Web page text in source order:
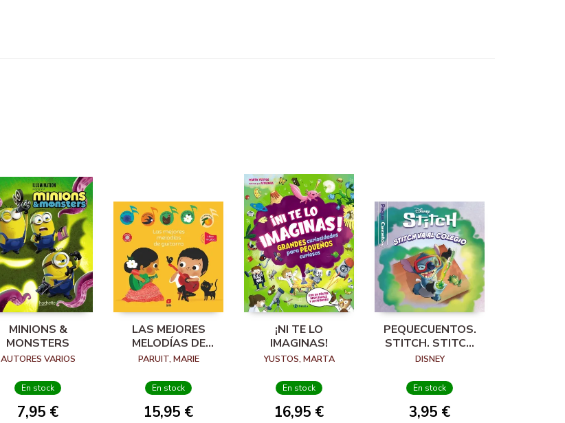
MINIONS &
MONSTERS
AUTORES VARIOS
En stock
7,95 €
LAS MEJORES
MELODÍAS DE
GUITARRA
PARUIT, MARIE
En stock
15,95 €
¡NI TE LO
IMAGINAS!
YUSTOS, MARTA
En stock
16,95 €
PEQUECUENTOS.
STITCH. STITCH
VA AL COLEGIO
DISNEY
En stock
3,95 €